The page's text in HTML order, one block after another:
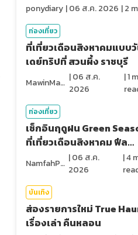
ponydiary |06 ส.ค. 2026 |2
ท่องเที่ยว
ที่เที่ยวเดือนสิงหาคมแบบ
เดย์ทริปที่ สวนผึ้ง ราชบุรี
MawinMatravel |06 ส.ค.
2026
|1
ท่องเที่ยว
เช็กอินฤดูฝน Green
ที่เที่ยวเดือนสิงหาคม ฟีล
NamfahPhupha |06 ส.ค.
2026
|4
บันเทิง
ส่องรายการใหม่ True
เรื่องเล่า คืนหลอน